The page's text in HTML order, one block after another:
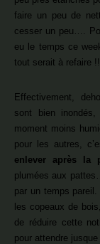
faire un peu de
cesser un peu….
eu le temps ce
tout serait à refaire
Effectivement,
sont bien
moment moins
pour les autres,
enlever après la
plumées aux
par un temps
les copeaux de
de réduire cette
pour attendre